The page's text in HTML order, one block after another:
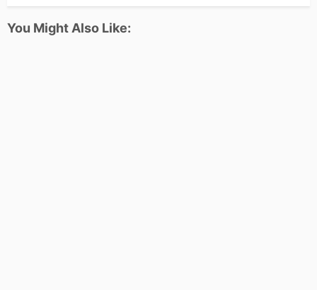
You Might Also Like: